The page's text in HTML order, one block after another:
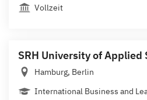
Vollzeit
SRH University of Applied
Hamburg, Berlin
International Business and